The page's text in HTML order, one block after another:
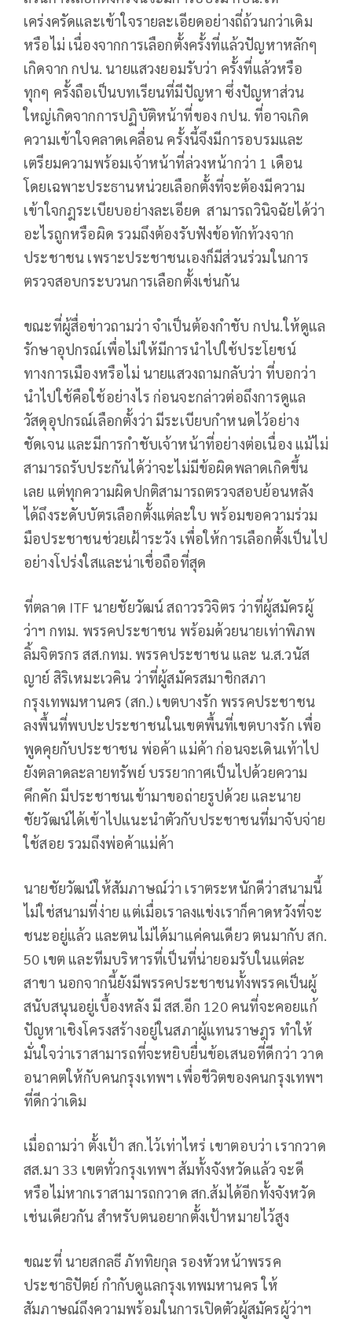
เคร่งครัดและเข้าใจรายละเอียดอย่างถี่ถ้วนกว่าเดิม
หรือไม่ เนื่องจากการเลือกตั้งครั้งที่แล้วปัญหาหลักๆ
เกิดจาก กปน. นายแสวงยอมรับว่า ครั้งที่แล้วหรือ
ทุกๆ ครั้งถือเป็นบทเรียนที่มีปัญหา ซึ่งปัญหาส่วน
ใหญ่เกิดจากการปฏิบัติหน้าที่ของ กปน. ที่อาจเกิด
ความเข้าใจคลาดเคลื่อน ครั้งนี้จึงมีการอบรมและ
เตรียมความพร้อมเจ้าหน้าที่ล่วงหน้ากว่า 1 เดือน
โดยเฉพาะประธานหน่วยเลือกตั้งที่จะต้องมีความ
เข้าใจกฎระเบียบอย่างละเอียด สามารถวินิจฉัยได้ว่า
อะไรถูกหรือผิด รวมถึงต้องรับฟังข้อทักท้วงจาก
ประชาชน เพราะประชาชนเองก็มีส่วนร่วมในการ
ตรวจสอบกระบวนการเลือกตั้งเช่นกัน
ขณะที่ผู้สื่อข่าวถามว่า จำเป็นต้องกำชับ กปน.ให้ดูแล
รักษาอุปกรณ์เพื่อไม่ให้มีการนำไปใช้ประโยชน์
ทางการเมืองหรือไม่ นายแสวงถามกลับว่า ที่บอกว่า
นำไปใช้คือใช้อย่างไร ก่อนจะกล่าวต่อถึงการดูแล
วัสดุอุปกรณ์เลือกตั้งว่า มีระเบียบกำหนดไว้อย่าง
ชัดเจน และมีการกำชับเจ้าหน้าที่อย่างต่อเนื่อง แม้ไม่
สามารถรับประกันได้ว่าจะไม่มีข้อผิดพลาดเกิดขึ้น
เลย แต่ทุกความผิดปกติสามารถตรวจสอบย้อนหลัง
ได้ถึงระดับบัตรเลือกตั้งแต่ละใบ พร้อมขอความร่วม
มือประชาชนช่วยเฝ้าระวัง เพื่อให้การเลือกตั้งเป็นไป
อย่างโปร่งใสและน่าเชื่อถือที่สุด
ที่ตลาด ITF นายชัยวัฒน์ สถาวรวิจิตร ว่าที่ผู้สมัครผู้
ว่าฯ กทม. พรรคประชาชน พร้อมด้วยนายเท่าพิภพ
ลิ้มจิตรกร สส.กทม. พรรคประชาชน และ น.ส.วนัส
ญาย์ สิริเหมะเวคิน ว่าที่ผู้สมัครสมาชิกสภา
กรุงเทพมหานคร (สก.) เขตบางรัก พรรคประชาชน
ลงพื้นที่พบปะประชาชนในเขตพื้นที่เขตบางรัก เพื่อ
พูดคุยกับประชาชน พ่อค้า แม่ค้า ก่อนจะเดินเท้าไป
ยังตลาดละลายทรัพย์ บรรยากาศเป็นไปด้วยความ
คึกคัก มีประชาชนเข้ามาขอถ่ายรูปด้วย และนาย
ชัยวัฒน์ได้เข้าไปแนะนำตัวกับประชาชนที่มาจับจ่าย
ใช้สอย รวมถึงพ่อค้าแม่ค้า
นายชัยวัฒน์ให้สัมภาษณ์ว่า เราตระหนักดีว่าสนามนี้
ไม่ใช่สนามที่ง่าย แต่เมื่อเราลงแข่งเราก็คาดหวังที่จะ
ชนะอยู่แล้ว และตนไม่ได้มาแค่คนเดียว ตนมากับ สก.
50 เขต และทีมบริหารที่เป็นที่น่ายอมรับในแต่ละ
สาขา นอกจากนี้ยังมีพรรคประชาชนทั้งพรรคเป็นผู้
สนับสนุนอยู่เบื้องหลัง มี สส.อีก 120 คนที่จะคอยแก้
ปัญหาเชิงโครงสร้างอยู่ในสภาผู้แทนราษฎร ทำให้
มั่นใจว่าเราสามารถที่จะหยิบยื่นข้อเสนอที่ดีกว่า วาด
อนาคตให้กับคนกรุงเทพฯ เพื่อชีวิตของคนกรุงเทพฯ
ที่ดีกว่าเดิม
เมื่อถามว่า ตั้งเป้า สก.ไว้เท่าไหร่ เขาตอบว่า เรากวาด
สส.มา 33 เขตทั่วกรุงเทพฯ ส้มทั้งจังหวัดแล้ว จะดี
หรือไม่หากเราสามารถกวาด สก.ส้มได้อีกทั้งจังหวัด
เช่นเดียวกัน สำหรับตนอยากตั้งเป้าหมายไว้สูง
ขณะที่ นายสกลธี ภัททิยกุล รองหัวหน้าพรรค
ประชาธิปัตย์ กำกับดูแลกรุงเทพมหานคร ให้
สัมภาษณ์ถึงความพร้อมในการเปิดตัวผู้สมัครผู้ว่าฯ